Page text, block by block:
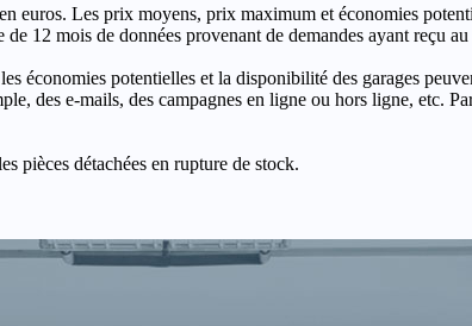
Les prix moyens, prix maximum et économies
12 mois de données provenant de demandes ayant reçu
économies potentielles et la disponibilité des garages
des e-mails, des campagnes en ligne ou hors ligne, etc.
pièces détachées en rupture de stock.